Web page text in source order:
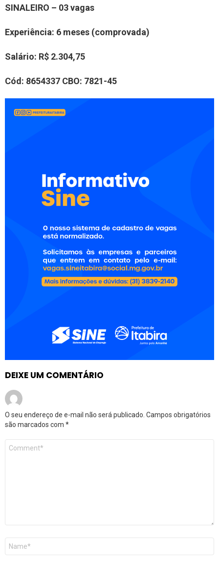
SINALEIRO – 03vagas
Experiência: 6 meses (comprovada)
Salário: R$ 2.304,75
Cód: 8654337 CBO: 7821-45
DEIXE UM COMENTÁRIO
O seu endereço de e-mail não será publicado. Campos obrigatórios
são marcados com *
Comentário
Nome